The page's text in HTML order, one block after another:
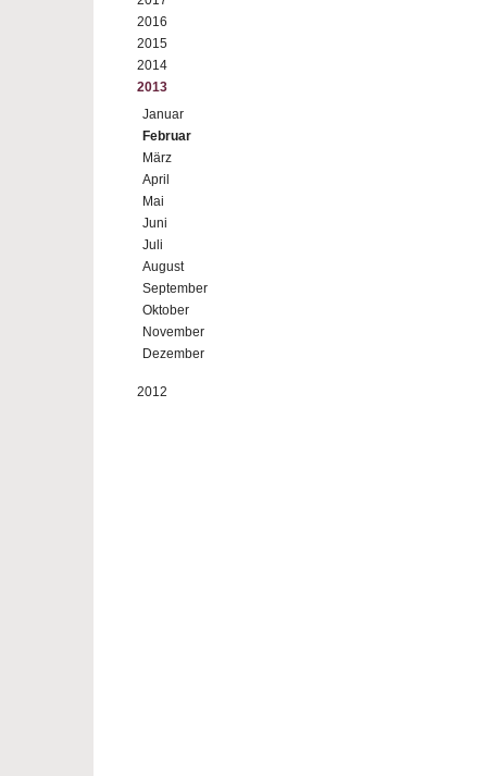
2016
2015
2014
2013
Januar
Februar
März
April
Mai
Juni
Juli
August
September
Oktober
November
Dezember
2012